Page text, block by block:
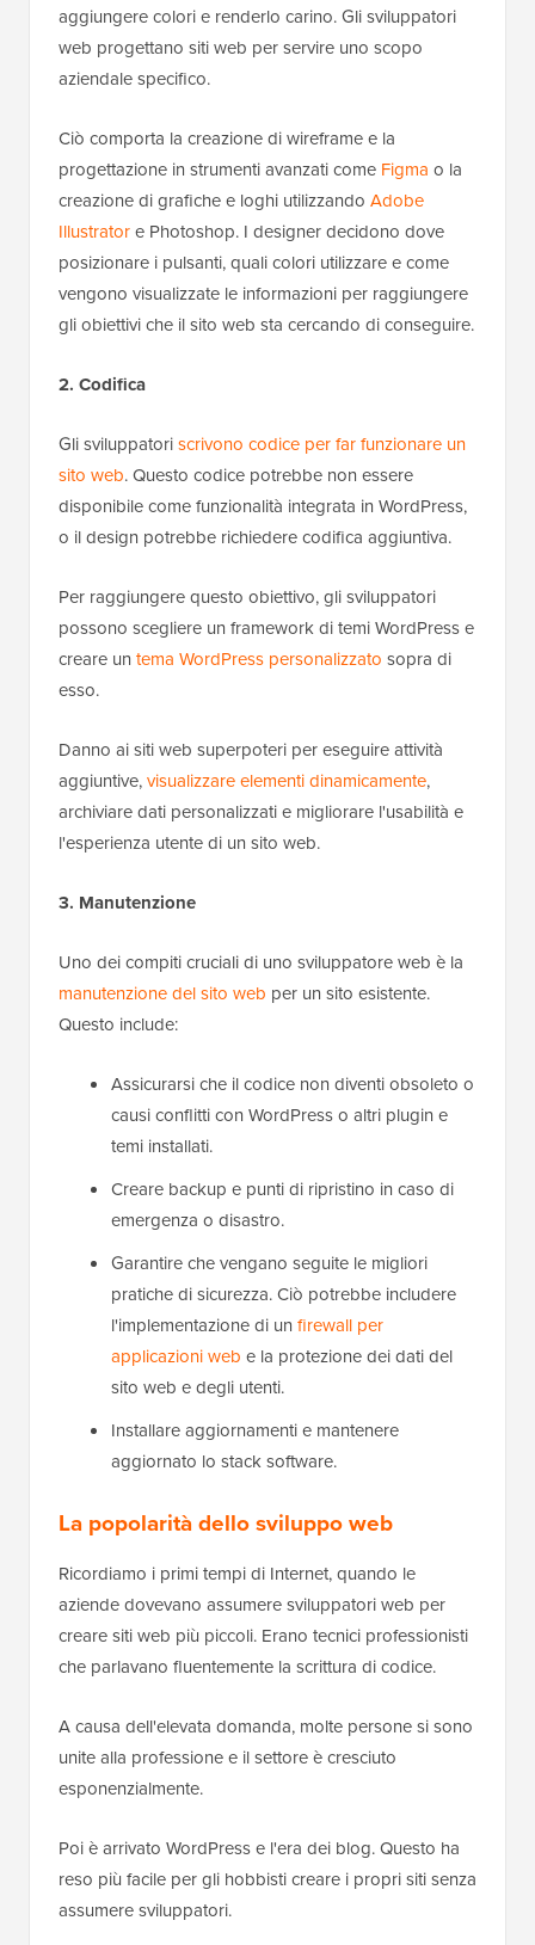
aggiungere colori e renderlo carino. Gli sviluppatori
web progettano siti web per servire uno scopo
aziendale specifico.
Ciò comporta la creazione di wireframe e la
progettazione in strumenti avanzati come Figma o la
creazione di grafiche e loghi utilizzando Adobe
Illustratore Photoshop. I designer decidono dove
posizionare i pulsanti, quali colori utilizzare e come
vengono visualizzate le informazioni per raggiungere
gli obiettivi che il sito web sta cercando di conseguire.
2. Codifica
Gli sviluppatoriscrivono codice per far funzionare un
sito web. Questo codice potrebbe non essere
disponibile come funzionalità integrata in WordPress,
o il design potrebbe richiedere codifica aggiuntiva.
Per raggiungere questo obiettivo, gli sviluppatori
possono scegliere un framework di temi WordPress e
creare un tema WordPress personalizzato sopra di
esso.
Danno ai siti web superpoteri per eseguire attività
aggiuntive,visualizzare elementi dinamicamente,
archiviare dati personalizzati e migliorare l'usabilità e
l'esperienza utente di un sito web.
3. Manutenzione
Uno dei compiti cruciali di uno sviluppatore web è la
manutenzione del sito web per un sito esistente.
Questo include:
Assicurarsi che il codice non diventi obsoleto o
causi conflitti con WordPress o altri plugin e
temi installati.
Creare backup e punti di ripristino in caso di
emergenza o disastro.
Garantire che vengano seguite le migliori
pratiche di sicurezza. Ciò potrebbe includere
l'implementazione di un firewall per
applicazioni web e la protezione dei dati del
sito web e degli utenti.
Installare aggiornamenti e mantenere
aggiornato lo stack software.
La popolarità dello sviluppo web
Ricordiamo i primi tempi di Internet, quando le
aziende dovevano assumere sviluppatori web per
creare siti web più piccoli. Erano tecnici professionisti
che parlavano fluentemente la scrittura di codice.
A causa dell'elevata domanda, molte persone si sono
unite alla professione e il settore è cresciuto
esponenzialmente.
Poi è arrivato WordPress e l'era dei blog. Questo ha
reso più facile per gli hobbisti creare i propri siti senza
assumere sviluppatori.